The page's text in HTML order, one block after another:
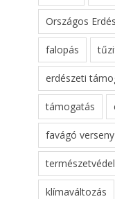
Országos
falopás
erdészeti
támogatás
favágó verseny
klímaváltozás